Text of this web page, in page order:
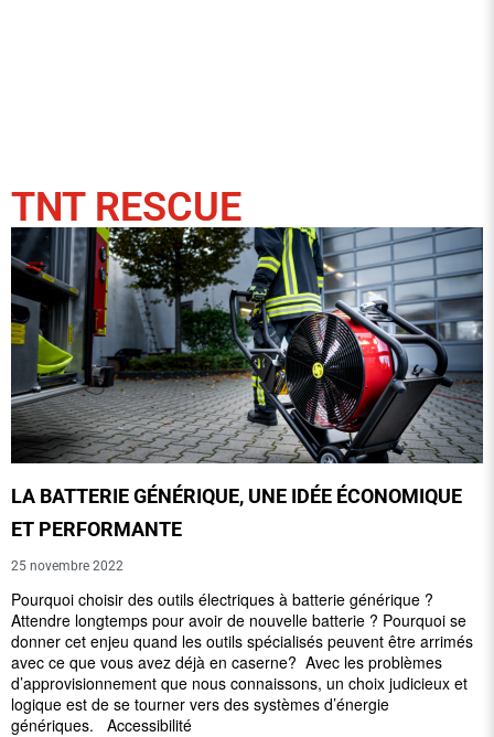
TNT RESCUE
LA BATTERIE GÉNÉRIQUE, UNE IDÉE ÉCONOMIQUE
ET PERFORMANTE
25 novembre 2022
Pourquoi choisir des outils électriques à batterie générique ?
Attendre longtemps pour avoir de nouvelle batterie ? Pourquoi se
donner cet enjeu quand les outils spécialisés peuvent être arrimés
avec ce que vous avez déjà en caserne? Avec les problèmes
d’approvisionnement que nous connaissons, un choix judicieux et
logique est de se tourner vers des systèmes d’énergie
génériques. Accessibilité